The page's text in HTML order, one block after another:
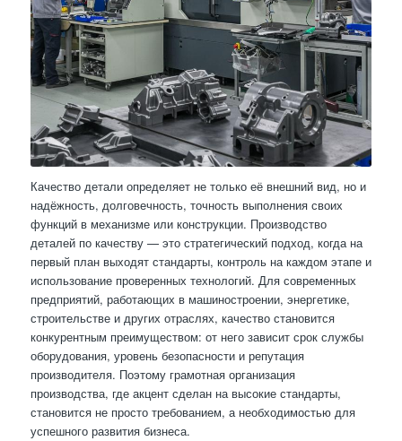
Качество детали определяет не только её внешний вид, но и
надёжность, долговечность, точность выполнения своих
функций в механизме или конструкции. Производство
деталей по качеству — это стратегический подход, когда на
первый план выходят стандарты, контроль на каждом этапе и
использование проверенных технологий. Для современных
предприятий, работающих в машиностроении, энергетике,
строительстве и других отраслях, качество становится
конкурентным преимуществом: от него зависит срок службы
оборудования, уровень безопасности и репутация
производителя. Поэтому грамотная организация
производства, где акцент сделан на высокие стандарты,
становится не просто требованием, а необходимостью для
успешного развития бизнеса.